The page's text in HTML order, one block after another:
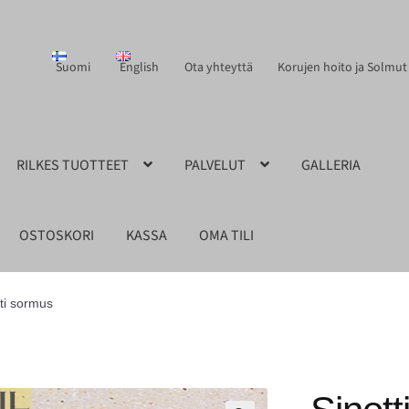
Suomi English Ota yhteyttä Korujen hoito ja Solmut
RILKES TUOTTEET PALVELUT GALLERIA
OSTOSKORI KASSA OMA TILI
sormus